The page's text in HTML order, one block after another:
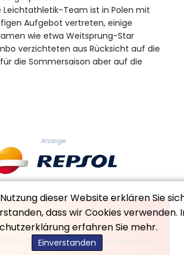
dieser Website erklären Sie
dass wir Cookies verwenden.
erfahren Sie mehr.
Einverstanden
Leichtathletik-Team ist in Polen mit
Aufgebot vertreten, einige
wie etwa Weitsprung-Star
verzichteten aus Rücksicht auf die
die Sommersaison aber auf die
Anzeige
- 2026 - Alle Rechte vorbehalten